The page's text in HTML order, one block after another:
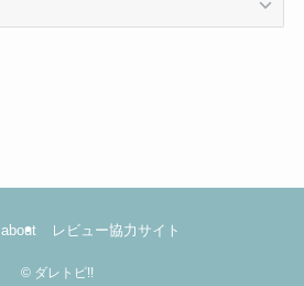
about レビュー協力サイト
© ダレトピ!!